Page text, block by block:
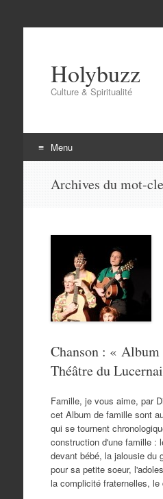
Holybuzz
Culture & Spiritualité
Menu
Archives du mot-
Chanson : «
Théâtre du
Famille, je vous aime, par
cet Album de famille sont
qui se tournent
construction d'une famille :
devant bébé, la jalousie du
pour sa petite soeur,
la complicité fraternelles,